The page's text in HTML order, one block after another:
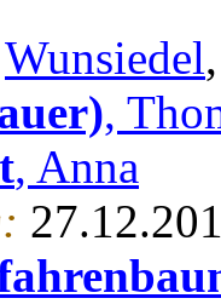
Wunsiedel
,
, Anna